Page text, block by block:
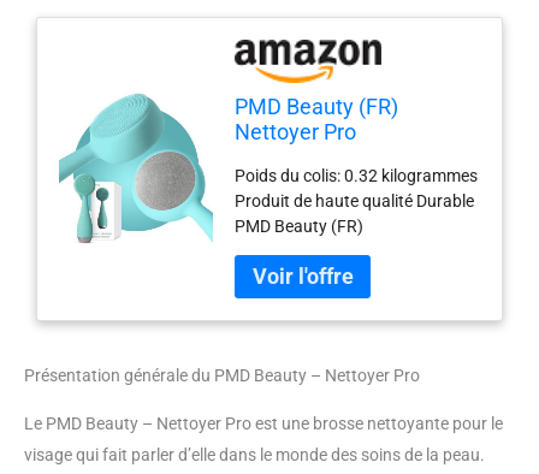
PMD Beauty (FR)
Nettoyer Pro
Poids du colis: 0.32 kilogrammes
Produit de haute qualité Durable
PMD Beauty (FR)
Présentation générale du PMD Beauty – Nettoyer Pro
Le PMD Beauty – Nettoyer Pro est une brosse nettoyante pour le
visage qui fait parler d’elle dans le monde des soins de la peau.